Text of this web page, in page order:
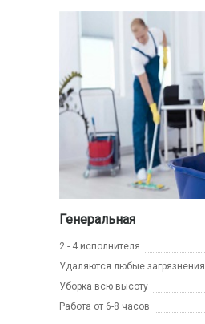
Генеральная
2 - 4 исполнителя
Удаляются любые загрязнения
Уборка всю высоту
Работа от 6-8 часов